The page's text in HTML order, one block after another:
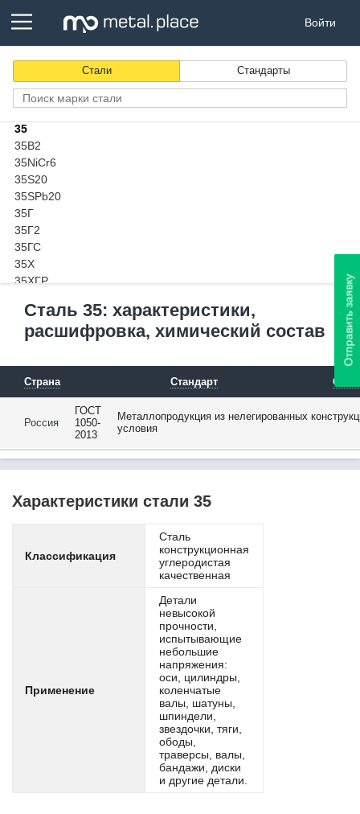
Войти
Стали Стандарты
34CrMoS4
34CrNiMo6
34CrS4
34ХН1М
34ХН3М
35
35B2
35NiCr6
35S20
35SPb20
35Г
35Г2
35ГС
35Х
35ХГР
35ХМ
36CrB4
36MnB4
36NiCrMo16
36SMn14
36SMnPb14
36Х2Н2МФА
37CrS4
37Х12Н8Г8МФБ
38SMnPb28
Сталь 35: характеристики,
расшифровка, химический состав
Страна Стандарт
Россия
ГОСТ
1050-
2013
Металлопродукция из нелегированных
условия
Характеристики стали 35
Классификация
Сталь
конструкционная
углеродистая
качественная
Применение
Детали
невысокой
прочности,
испытывающие
небольшие
напряжения:
оси, цилиндры,
коленчатые
валы, шатуны,
шпиндели,
звездочки, тяги,
ободы,
траверсы, валы,
бандажи, диски
и другие детали.
Отправить заявку